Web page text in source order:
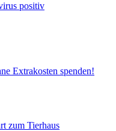
positiv
Extrakosten spenden!
zum Tierhaus